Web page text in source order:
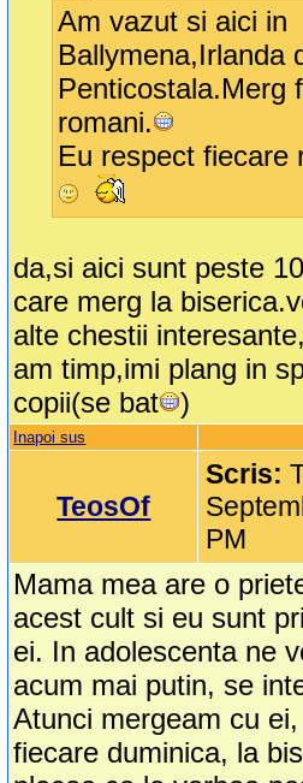
Am vazut si aici in
Ballymena,Irlanda
Penticostala.Merg
romani.
Eu respect fiecare
da,si aici sunt peste
care merg la
alte chestii
am timp,imi plang in
copii(se bat
)
Inapoi sus
TeosOf
Scris:
PM
Mama mea are o
acest cult si eu sunt
ei. In adolescenta ne
acum mai putin, se
Atunci mergeam cu
fiecare duminica, la